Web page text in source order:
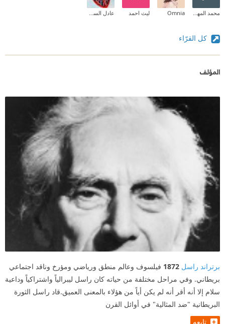
Omnia ليث احمد
كل القرّاء
المؤلف
برتراند راسل 1872 فيلسوف وعالم منطق ورياضي ومؤرخ وناقد اجتماعي
بريطاني. وفي مراحل مختلفة من حياته كان راسل ليبرالياً واشتراكياً وداعية
سلام إلا أنه أقر أنه لم يكن أياً من هؤلاء بالمعنى العميق.قاد راسل الثورة
البريطانية "ضد المثالية" في أوائل القرن
تابعه